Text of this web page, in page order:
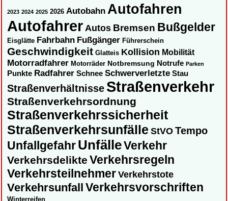
2023 2024 2025 2026 Autobahn Autofahren
Autofahrer Autos Bremsen Bußgelder
Eisglätte Fahrbahn Fußgänger Führerschein
Geschwindigkeit Glatteis Kollision Mobilität
Motorradfahrer Motorräder Notbremsung Notrufe Parken
Punkte Radfahrer Schnee Schwerverletzte Stau
Straßenverhältnisse Straßenverkehr
Straßenverkehrsordnung
Straßenverkehrssicherheit
Straßenverkehrsunfälle StVOTempo
UnfallgefahrUnfälleVerkehr
Verkehrsdelikte Verkehrsregeln
Verkehrsteilnehmer Verkehrstote
Verkehrsunfall Verkehrsvorschriften
Winterreifen